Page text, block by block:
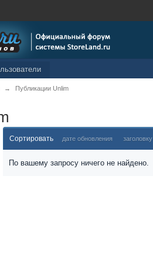
→ Публикации Unlim
Сортировать дате обновления заголовку
По вашему запросу ничего не найдено.